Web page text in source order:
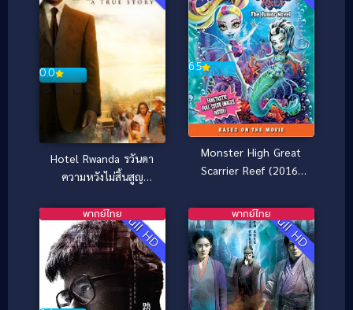
0.0
Hotel Rwanda รวันดา
ความหวังไม่สิ้นสูญ
6.5
Monster High Great
Scarrier Reef (2016)
ใต้บาดาล
Full HD
พากย์ไทย Full HD
พากย์ไทย